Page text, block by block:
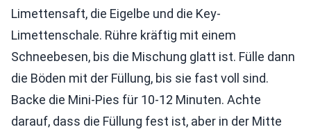
Limettensaft, die Eigelbe und die Key-
Limettenschale. Rühre kräftig mit einem
Schneebesen, bis die Mischung glatt ist. Fülle dann
die Böden mit der Füllung, bis sie fast voll sind.
Backe die Mini-Pies für 10-12 Minuten. Achte
darauf, dass die Füllung fest ist, aber in der Mitte